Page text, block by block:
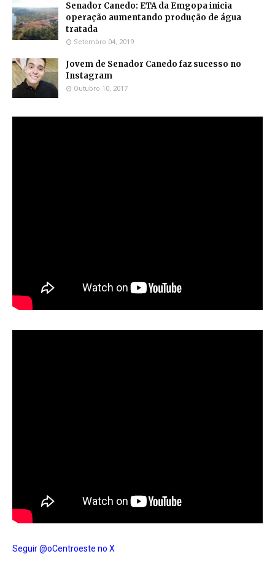
Senador Canedo: ETA da Emgopa inicia
operação aumentando produção de água
tratada
Setembro 04, 2019
Jovem de Senador Canedo faz sucesso no
Instagram
Outubro 10, 2017
Seguir @oCentroeste no X